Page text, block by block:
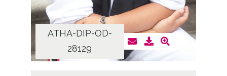
ATHA-DIP-OD-
28129